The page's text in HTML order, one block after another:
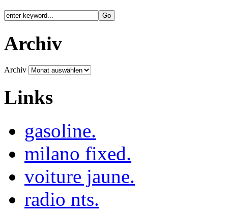
Archiv
Archiv
Links
gasoline.
milano fixed.
voiture jaune.
radio nts.